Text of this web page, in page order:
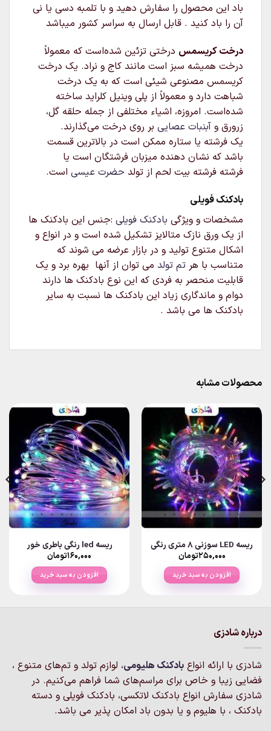
باد این محصول را سفارش دهید و با تلمبه دسی یا نی
آن را باد کنید . قابل ارسال به سراسر کشور میباشد
درخت کریسمس درختی تزئین شده‌است که معمولاً
درخت همیشه سبز است مانند کاج و نراد. یک درخت
کریسمس مصنوعی شیئی است که به یک درخت
شباهت دارد و معمولاً از پلی وینیل کلراید ساخته
شده‌است. امروزه، اشیاء مختلفی از جمله حلقه گل،
زرورق و آبنبات عصایی بر روی درخت می‌گذارند.
یک فرشته یا ستاره ممکن است در بالاترین قسمت
باشد که نشان دهنده میزبان فرشتگان است یا
فرشته فرشته بیت لحم از تولد حضرت عیسی است.
بادکنک فویلی
مشخصات و ویژگی بادکنک فویلی :جنس این بادکنک ها
از یک ورق نازک متالایز تشکیل شده است و در انواع و
اشکال متنوع تولید و در بازار عرضه می شوند که
متناسب با هر تم تولد می توان از آنها بهره برد و یک
قابلیت منحصر به فردی که این نوع بادکنک ها دارند
دوام و ماندگاری زیاد این بادکنک ها نسبت به سایر
بادکنک ها می باشد .
محصولات مشابه
ریسه LED سوزنی ۸ متری رنگی
۲۵۰,۰۰۰تومان
افزودن به سبد خرید
ریسه led رنگی باطری خور
۱۶۰,۰۰۰تومان
افزودن به سبد خرید
درباره شادزی
شادزی با ارائه انواع بادکنک‌ هلیومی، لوازم تولد و تم‌های متنوع ،
فضایی زیبا و خاص برای مراسم‌های شما فراهم می‌کنیم. در
شادزی سفارش انواع بادکنک لاتکسی، بادکنک فویلی و دسته
بادکنک ، با هلیوم و یا بدون باد امکان پذیر می باشد.